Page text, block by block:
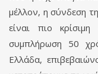
μέλλον, η σύνδεση
είναι πιο
συμπλήρωση 50
Ελλάδα,